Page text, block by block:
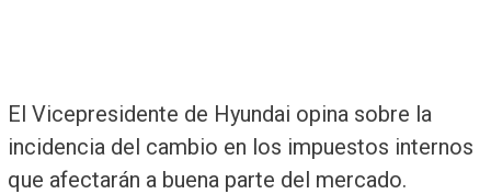
El Vicepresidente de Hyundai opina sobre la
incidencia del cambio en los impuestos internos
que afectarán a buena parte del mercado.